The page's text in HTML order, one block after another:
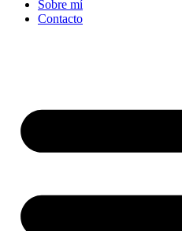
Sobre mí
Contacto